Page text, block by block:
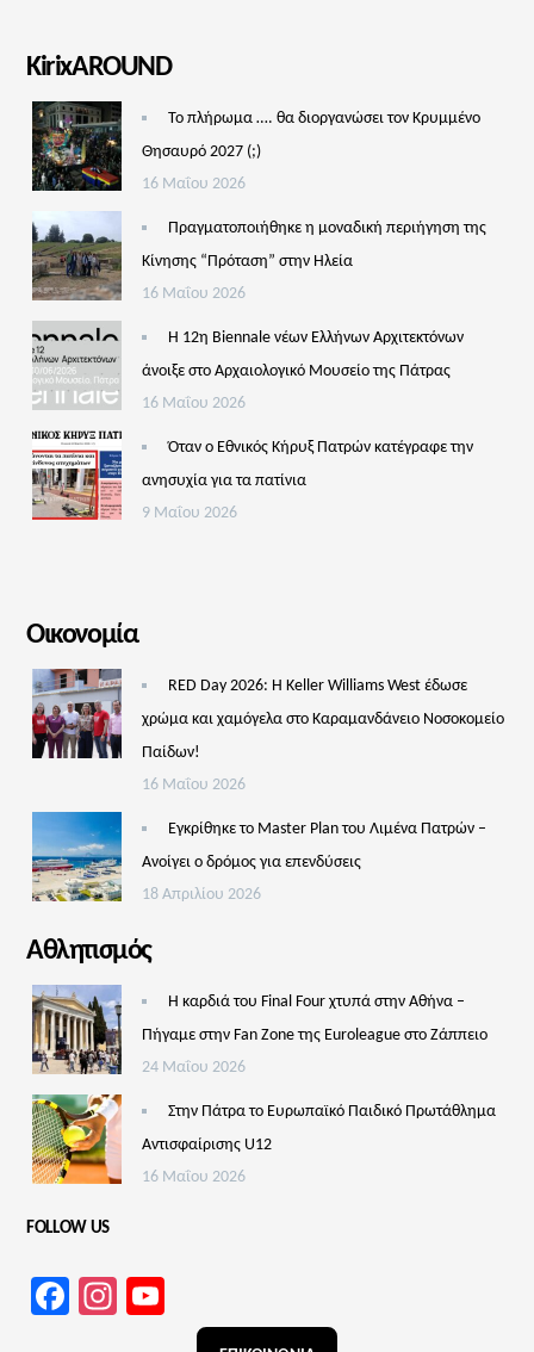
KirixAROUND
Το πλήρωμα …. θα διοργανώσει τον Κρυμμένο
Θησαυρό 2027 (;)
16 Μαΐου 2026
Πραγματοποιήθηκε η μοναδική περιήγηση της
Κίνησης “Πρόταση” στην Ηλεία
16 Μαΐου 2026
Η 12η Biennale νέων Ελλήνων Αρχιτεκτόνων
άνοιξε στο Αρχαιολογικό Μουσείο της Πάτρας
16 Μαΐου 2026
Όταν ο Εθνικός Κήρυξ Πατρών κατέγραφε την
ανησυχία για τα πατίνια
9 Μαΐου 2026
Οικονομία
RED Day 2026: Η Keller Williams West έδωσε
χρώμα και χαμόγελα στο Καραμανδάνειο Νοσοκομείο
Παίδων!
16 Μαΐου 2026
Εγκρίθηκε το Master Plan του Λιμένα Πατρών –
Aνοίγει ο δρόμος για επενδύσεις
18 Απριλίου 2026
Αθλητισμός
Η καρδιά του Final Four χτυπά στην Αθήνα –
Πήγαμε στην Fan Zone της Euroleague στο Ζάππειο
24 Μαΐου 2026
Στην Πάτρα το Ευρωπαϊκό Παιδικό Πρωτάθλημα
Αντισφαίρισης U12
16 Μαΐου 2026
FOLLOW US
Facebook
Instagram
Channel